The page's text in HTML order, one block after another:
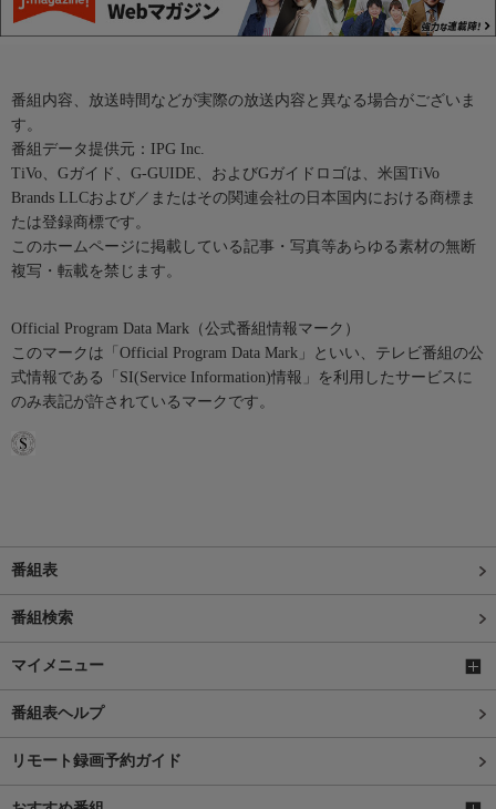
番組内容、放送時間などが実際の放送内容と異なる場合がございま
す。
番組データ提供元：IPG Inc.
TiVo、Gガイド、G-GUIDE、およびGガイドロゴは、米国TiVo
Brands LLCおよび／またはその関連会社の日本国内における商標ま
たは登録商標です。
このホームページに掲載している記事・写真等あらゆる素材の無断
複写・転載を禁じます。
Official Program Data Mark（公式番組情報マーク）
このマークは「Official Program Data Mark」といい、テレビ番組の公
式情報である「SI(Service Information)情報」を利用したサービスに
のみ表記が許されているマークです。
番組表
番組検索
マイメニュー
番組表ヘルプ
リモート録画予約ガイド